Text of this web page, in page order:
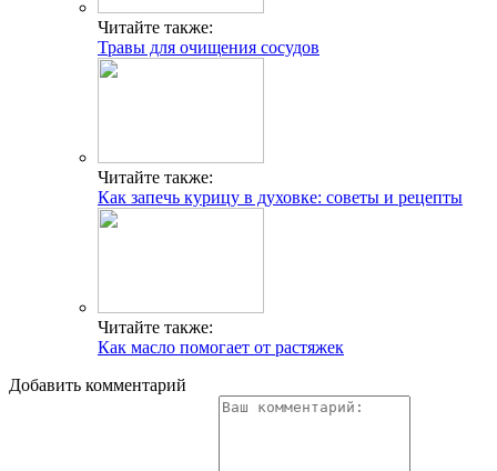
Читайте также:
Травы для очищения сосудов
Читайте также:
Как запечь курицу в духовке: советы и рецепты
Читайте также:
Как масло помогает от растяжек
Добавить комментарий